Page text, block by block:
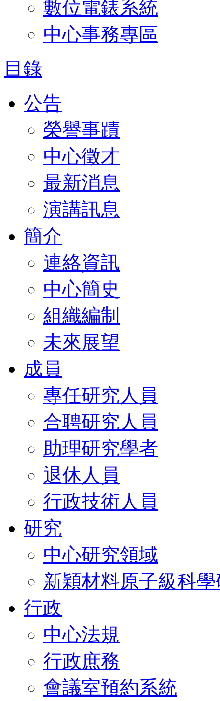
數位電錶系統
中心事務專區
目錄
公告
榮譽事蹟
中心徵才
最新消息
演講訊息
簡介
連絡資訊
中心簡史
組織編制
未來展望
成員
專任研究人員
合聘研究人員
助理研究學者
退休人員
行政技術人員
研究
中心研究領域
新穎材料原子級科
行政
中心法規
行政庶務
會議室預約系統